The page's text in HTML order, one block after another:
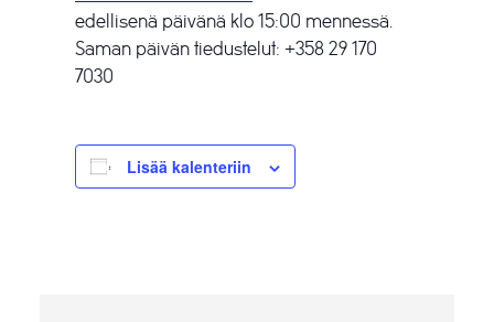
edellisenä päivänä klo 15:00 mennessä.
Saman päivän tiedustelut: +358 29 170
7030
Lisää kalenteriin